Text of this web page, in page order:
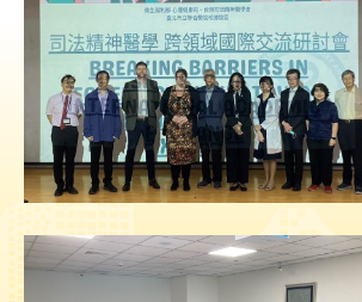
學
究
網
站
覽